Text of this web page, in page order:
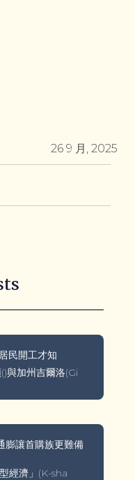
26 9 月, 2025
民開工才知
與加州吉爾洛(Gi
膨讓首購族更難備
經濟」(K-sha